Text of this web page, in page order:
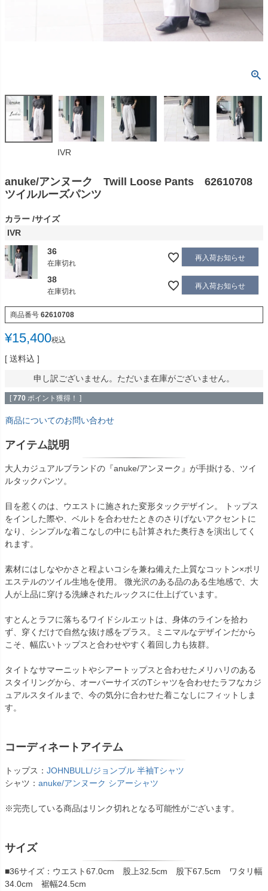
IVR
anuke/アンヌーク Twill Loose Pants 62610708
ツイルルーズパンツ
カラー サイズ
IVR
36
在庫切れ
再入荷お知らせ
38
在庫切れ
再入荷お知らせ
商品番号 62610708
¥15,400税込
送料込
申し訳ございません。ただいま在庫がございません。
[ 770 ポイント獲得！ ]
商品についてのお問い合わせ
アイテム説明
大人カジュアルブランドの『anuke/アンヌーク』が手掛ける、ツイ
ルタックパンツ。
目を惹くのは、ウエストに施された変形タックデザイン。 トップス
をインした際や、ベルトを合わせたときのさりげないアクセントに
なり、シンプルな着こなしの中にも計算された奥行きを演出してく
れます。
素材にはしなやかさと程よいコシを兼ね備えた上質なコットン×ポリ
エステルのツイル生地を使用。 微光沢のある品のある生地感で、大
人が上品に穿ける洗練されたルックスに仕上げています。
すとんとラフに落ちるワイドシルエットは、身体のラインを拾わ
ず、穿くだけで自然な抜け感をプラス。ミニマルなデザインだから
こそ、幅広いトップスと合わせやすく着回し力も抜群。
タイトなサマーニットやシアートップスと合わせたメリハリのある
スタイリングから、オーバーサイズのTシャツを合わせたラフなカジ
ュアルスタイルまで、今の気分に合わせた着こなしにフィットしま
す。
コーディネートアイテム
トップス： JOHNBULL/ジョンブル 半袖Tシャツ
シャツ： anuke/アンヌーク シアーシャツ
※完売している商品はリンク切れとなる可能性がございます。
サイズ
■36サイズ：ウエスト67.0cm 股上32.5cm 股下67.5cm ワタリ幅
34.0cm 裾幅24.5cm